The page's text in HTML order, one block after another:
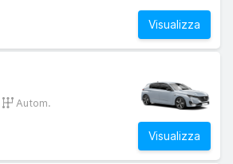
Visualizza
Autom.
Visualizza